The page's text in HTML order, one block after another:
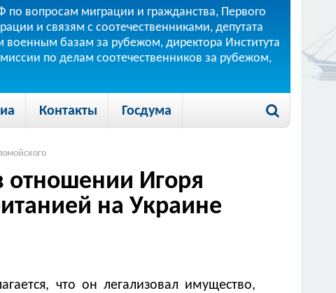
по вопросам миграции и гражданства, Первого
и связям с соотечественниками, депутата
военным базам за рубежом, директора Института
по делам соотечественников за рубежом,
Контакты Госдума
отношении Игоря
на Украине
что он легализовал имущество,